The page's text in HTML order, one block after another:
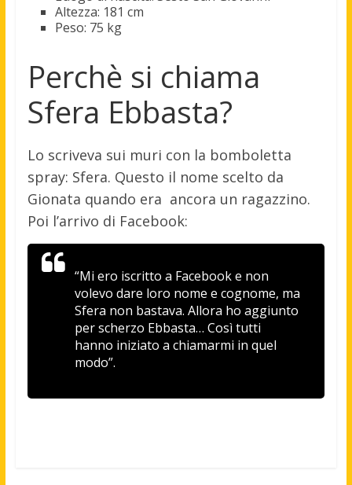
Altezza: 181 cm
Peso: 75 kg
Perchè si chiama
Sfera Ebbasta?
Lo scriveva sui muri con la bomboletta
spray: Sfera. Questo il nome scelto da
Gionata quando era ancora un ragazzino.
Poi l’arrivo di Facebook:
“Mi ero iscritto a Facebook e non
volevo dare loro nome e cognome, ma
Sfera non bastava. Allora ho aggiunto
per scherzo Ebbasta… Così tutti
hanno iniziato a chiamarmi in quel
modo”.